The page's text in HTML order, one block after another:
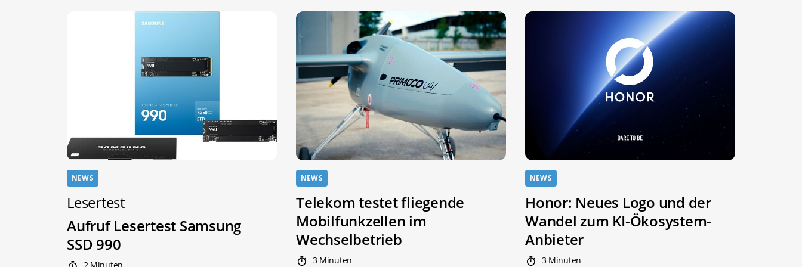
NEWS
Lesertest
Aufruf Lesertest Samsung
SSD 990
NEWS
Telekom testet fliegende
Mobilfunkzellen im
Wechselbetrieb
3 Minuten
NEWS
Honor: Neues Logo und der
Wandel zum KI-Ökosystem-
Anbieter
3 Minuten